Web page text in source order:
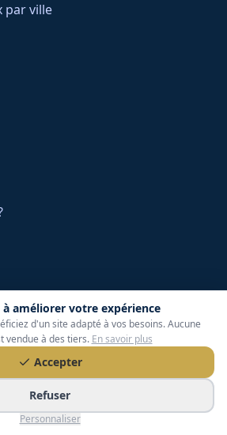
à améliorer votre expérience
d'un site adapté à vos besoins. Aucune
vendue à des tiers. En savoir plus
Accepter
Refuser
Personnaliser
par ville